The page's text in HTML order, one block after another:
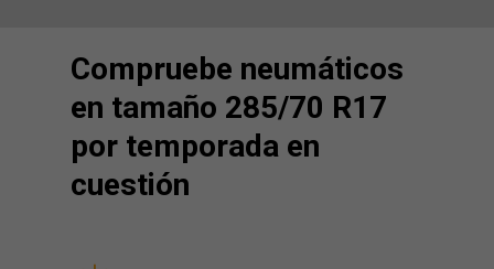
Compruebe neumáticos
en tamaño 285/70 R17
por temporada en
cuestión